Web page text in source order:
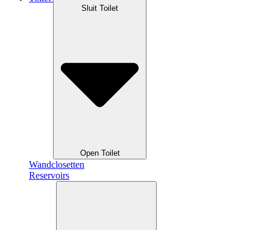
Sluit Toilet
Open Toilet
Wandclosetten
Reservoirs